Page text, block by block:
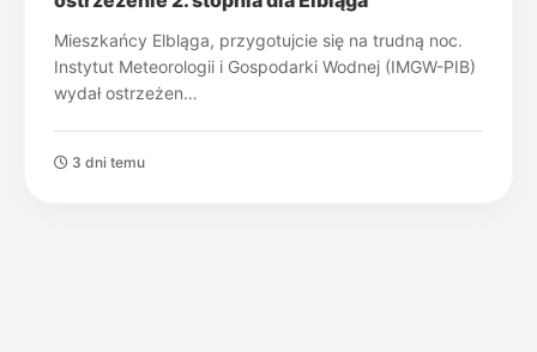
Mieszkańcy Elbląga, przygotujcie się na trudną noc.
Instytut Meteorologii i Gospodarki Wodnej (IMGW-PIB)
wydał ostrzeżen…
3 dni temu